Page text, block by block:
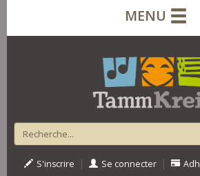
MENU
S'inscrire | Se connecter |